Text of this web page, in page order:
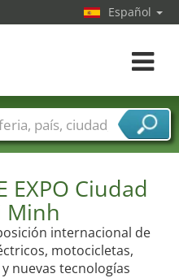
EXPO Ciudad
Minh
internacional de
motocicletas,
nuevas tecnologías
Español
toggle
Ciudades